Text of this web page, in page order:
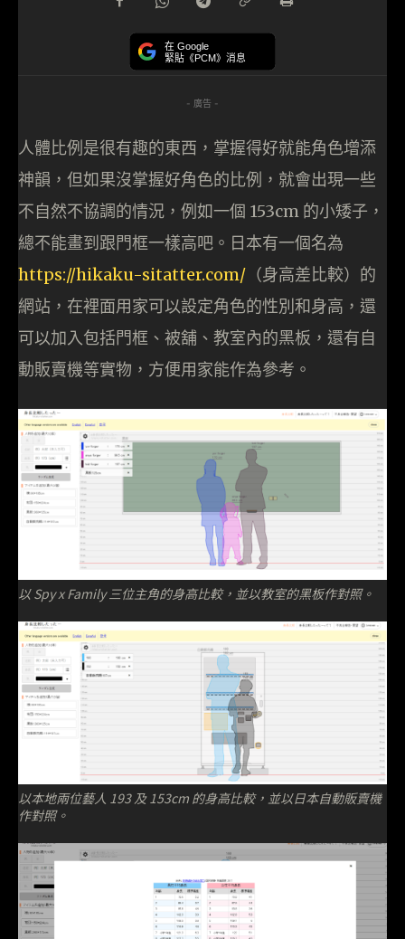
在 Google
緊貼《PCM》消息
- 廣告 -
人體比例是很有趣的東西，掌握得好就能角色增添
神韻，但如果沒掌握好角色的比例，就會出現一些
不自然不協調的情況，例如一個 153cm 的小矮子，
總不能畫到跟門框一樣高吧。日本有一個名為
https://hikaku-sitatter.com/ （身高差比較）的
網站，在裡面用家可以設定角色的性別和身高，還
可以加入包括門框、被舖、教室內的黑板，還有自
動販賣機等實物，方便用家能作為參考。
以 Spy x Family 三位主角的身高比較，並以教室的黑板作對照。
以本地兩位藝人 193 及 153cm 的身高比較，並以日本自動販賣機
作對照。